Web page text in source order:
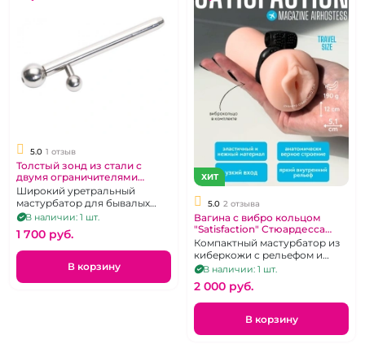
5.0 1 отзыв
Толстый зонд из стали с
двумя ограничителями
«Notabu»
Широкий уретральный
мастурбатор для бывалых
экспериментаторов
В наличии: 1 шт.
1 700 pуб.
В корзину
ХИТ
5.0 2 отзыва
Вагина с вибро кольцом
"Satisfaction" Стюардесса
киберкожа
Компактный мастурбатор из
киберкожи с рельефом и
эрекционным кольцом с
вибрацией
В наличии: 1 шт.
2 000 pуб.
В корзину